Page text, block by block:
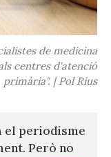
de medicina
centres d'atenció
primària". | Pol Rius
el periodisme
Però no